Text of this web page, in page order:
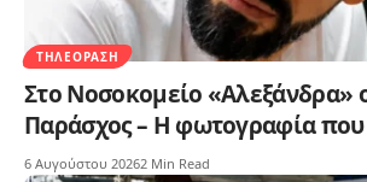
ΤΗΛΕΌΡΑΣΗ
Στο Νοσοκομείο «Αλεξάνδρα»
Παράσχος – Η φωτογραφία
6 Αυγούστου 20262 Min Read